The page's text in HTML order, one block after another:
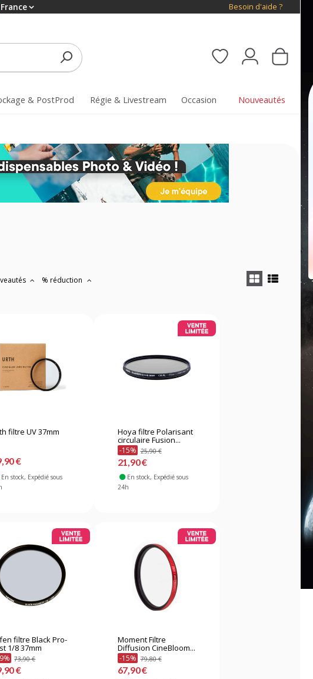
France Besoin d'aide ?
& PostProd Régie & Livestream Occasion Nouveautés
% réduction
filtre UV 37mm
€
En stock, Expédié sous
Hoya filtre Polarisant
circulaire Fusion...
-15% 25,90 €
21,90 €
En stock, Expédié sous
24h
filtre Black Pro-
1/8 37mm
73,90 €
€
Moment Filtre
Diffusion CineBloom...
-15% 79,80 €
67,90 €